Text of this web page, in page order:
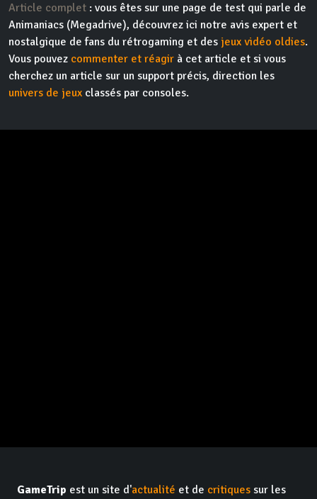
Article complet : vous êtes sur une page de test qui parle de
Animaniacs (Megadrive), découvrez ici notre avis expert et
nostalgique de fans du rétrogaming et des jeux vidéo oldies.
Vous pouvez commenter et réagir à cet article et si vous
cherchez un article sur un support précis, direction les
univers de jeux classés par consoles.
GameTrip est un site d'actualité et de critiques sur les